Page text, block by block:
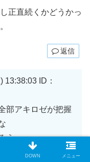
正直続くかどうかっ
返信
13:38:03
ID：
部アキロゼが把握
う
DOWN メニュー